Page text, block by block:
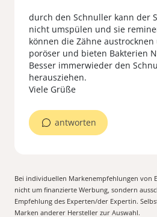
durch den Schnuller kann der
nicht umspülen und sie
können die Zähne
poröser und bieten Bakterien
Besser immerwieder den
herausziehen.
Viele Grüße
antworten
Bei individuellen Markenempfehlungen von
nicht um finanzierte Werbung, sondern
Empfehlung des Experten/der Expertin.
Marken anderer Hersteller zur Auswahl.